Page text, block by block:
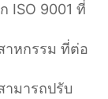
ISO 9001 ที่
าหกรรม ที่ต่อ
มารถปรับ